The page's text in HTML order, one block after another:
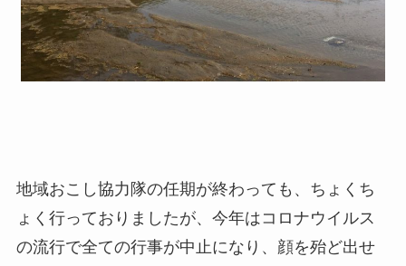
地域おこし協力隊の任期が終わっても、ちょくち
ょく行っておりましたが、今年はコロナウイルス
の流行で全ての行事が中止になり、顔を殆ど出せ